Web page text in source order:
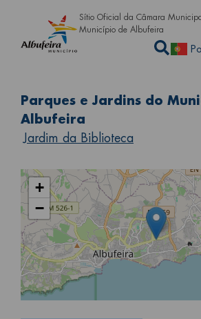
Passar
Sítio Oficial da Câmara
Município de Albufeira
Parques e Jardins do
Albufeira
Jardim da Biblioteca
+
−